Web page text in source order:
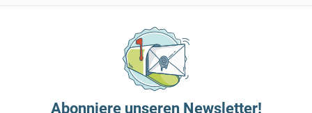
Abonniere unseren Newsletter!